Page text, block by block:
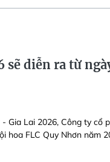
sẽ diễn ra từ
Gia Lai 2026, Công ty cổ
hoa FLC Quy Nhơn năm